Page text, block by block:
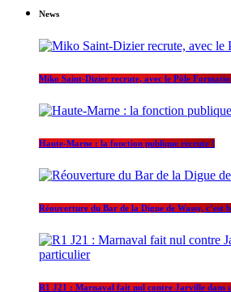
News
Miko Saint-Dizier recrute, avec le Pôle
Haute-Marne : la fonction publique recrute !
Réouverture du Bar de la Digue de Wassy, c’est
R1 J21 : Marnaval fait nul contre Jarville dans